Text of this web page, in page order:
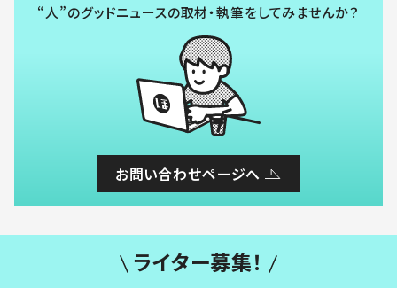
“人”のグッドニュースの取材・執筆をしてみませんか？
お問い合わせページへ
ライター募集！